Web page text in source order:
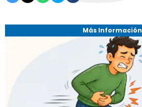
Más Información